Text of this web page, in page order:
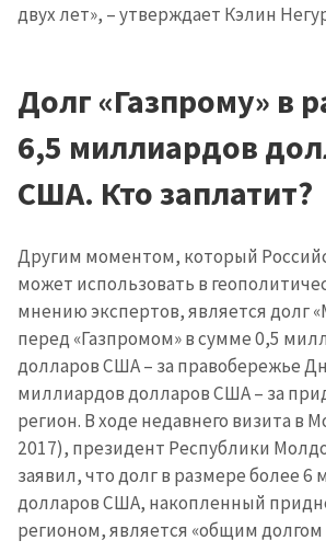
двух лет», – утверждает Кэлин
Долг «Газпрому» в
6,5 миллиардов
США. Кто заплатит?
Другим моментом, который
может использовать в
мнению экспертов, является долг
перед «Газпромом» в сумме 0,5
долларов США – за правобережье
миллиардов долларов США – за
регион. В ходе недавнего визита в
2017), президент Республики
заявил, что долг в размере более 6
долларов США, накопленный
регионом, является «общим